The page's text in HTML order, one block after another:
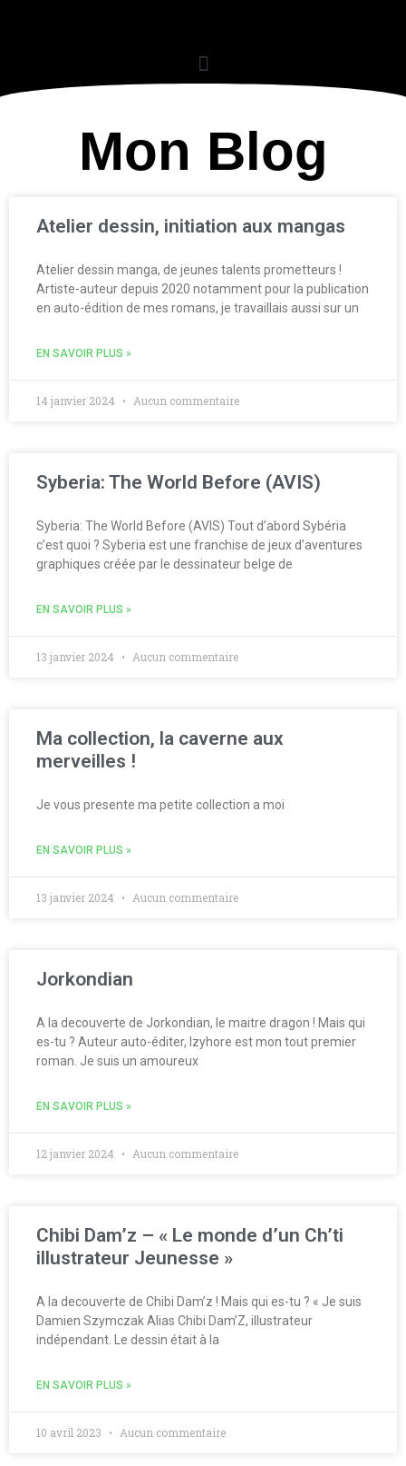
Mon Blog
Atelier dessin, initiation aux mangas
Atelier dessin manga, de jeunes talents prometteurs !
Artiste-auteur depuis 2020 notamment pour la publication
en auto-édition de mes romans, je travaillais aussi sur un
EN SAVOIR PLUS »
14 janvier 2024 Aucun commentaire
Syberia: The World Before (AVIS)
Syberia: The World Before (AVIS) Tout d’abord Sybéria
c’est quoi ? Syberia est une franchise de jeux d’aventures
graphiques créée par le dessinateur belge de
EN SAVOIR PLUS »
13 janvier 2024 Aucun commentaire
Ma collection, la caverne aux
merveilles !
Je vous presente ma petite collection a moi
EN SAVOIR PLUS »
13 janvier 2024 Aucun commentaire
Jorkondian
A la decouverte de Jorkondian, le maitre dragon ! Mais qui
es-tu ? Auteur auto-éditer, Izyhore est mon tout premier
roman. Je suis un amoureux
EN SAVOIR PLUS »
12 janvier 2024 Aucun commentaire
Chibi Dam’z – « Le monde d’un Ch’ti
illustrateur Jeunesse »
A la decouverte de Chibi Dam’z ! Mais qui es-tu ? « Je suis
Damien Szymczak Alias Chibi Dam’Z, illustrateur
indépendant. Le dessin était à la
EN SAVOIR PLUS »
10 avril 2023 Aucun commentaire